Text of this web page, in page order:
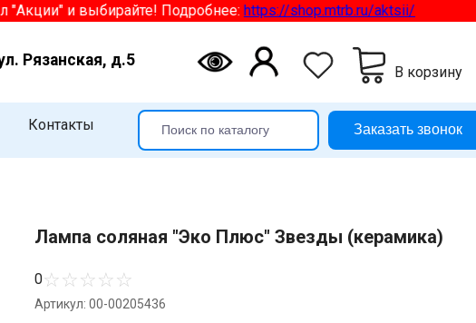
и выбирайте! Подробнее:https://shop.mtrb.ru/aktsii/
Рязанская, д.5
В корзину
Контакты Заказать звонок
Лампа соляная "Эко Плюс" Звезды (керамика)
0☆☆☆☆☆
Артикул: 00-00205436